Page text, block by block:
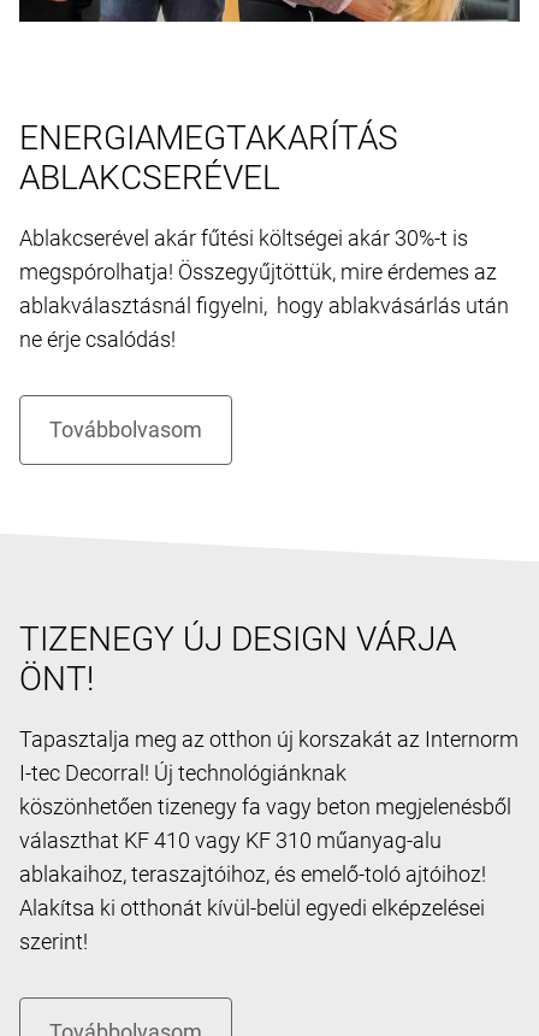
ENERGIAMEGTAKARÍTÁS
ABLAKCSERÉVEL
Ablakcserével akár fűtési költségei akár 30%-t is
megspórolhatja! Összegyűjtöttük, mire érdemes az
ablakválasztásnál figyelni, hogy ablakvásárlás után
ne érje csalódás!
TIZENEGY ÚJ DESIGN VÁRJA
ÖNT!
Tapasztalja meg az otthon új korszakát az Internorm
I-tec Decorral! Új technológiánknak
köszönhetően tizenegy fa vagy beton megjelenésből
választhat KF 410 vagy KF 310 műanyag-alu
ablakaihoz, teraszajtóihoz, és emelő-toló ajtóihoz!
Alakítsa ki otthonát kívül-belül egyedi elképzelései
szerint!